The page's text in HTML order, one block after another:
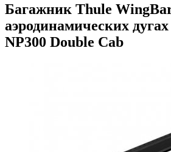
Багажник Thule
аэродинамических
NP300 Double Cab